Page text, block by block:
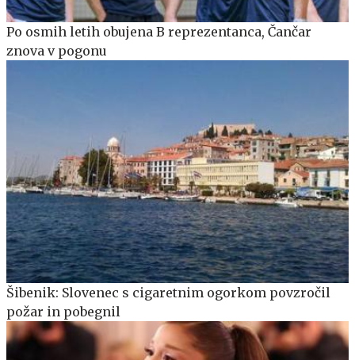
Po osmih letih obujena B reprezentanca, Čančar
znova v pogonu
Šibenik: Slovenec s cigaretnim ogorkom povzročil
požar in pobegnil